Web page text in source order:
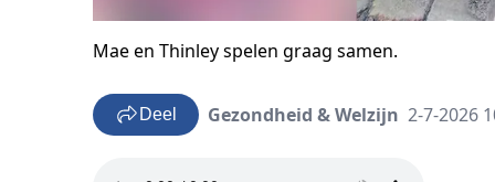
Mae en Thinley spelen graag samen.
Deel Gezondheid & Welzijn 2-7-2026